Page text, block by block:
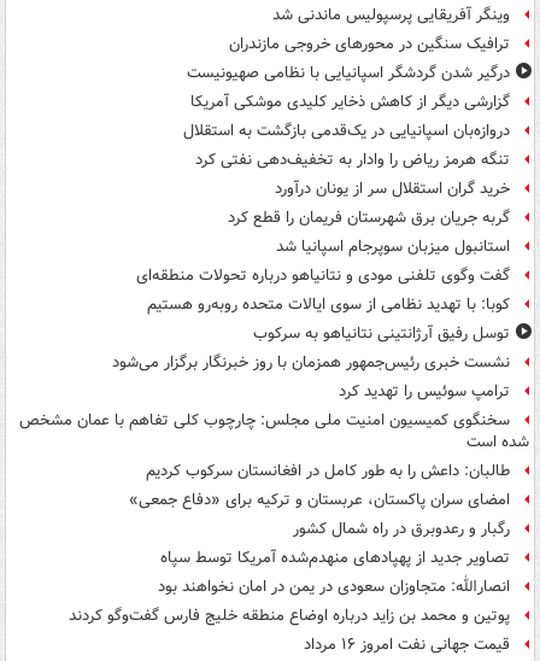
وینگر آفریقایی پرسپولیس ماندنی شد
ترافیک سنگین در محورهای خروجی مازندران
درگیر شدن گردشگر اسپانیایی با نظامی صهیونیست
گزارشی دیگر از کاهش ذخایر کلیدی موشکی آمریکا
دروازه‌بان اسپانیایی در یک‌قدمی بازگشت به استقلال
تنگه هرمز ریاض را وادار به تخفیف‌دهی نفتی کرد
خرید گران استقلال سر از یونان درآورد
گربه جریان برق شهرستان فریمان را قطع کرد
استانبول میزبان سوپرجام اسپانیا شد
گفت وگوی تلفنی مودی و نتانیاهو درباره تحولات منطقه‌ای
کوبا: با تهدید نظامی از سوی ایالات متحده روبه‌رو هستیم
توسل رفیق آرژانتینی نتانیاهو به سرکوب
نشست خبری رئیس‌جمهور همزمان با روز خبرنگار برگزار می‌شود
ترامپ سوئیس را تهدید کرد
سخنگوی کمیسیون امنیت ملی مجلس: چارچوب کلی تفاهم با عمان مشخص
شده است
طالبان: داعش را به طور کامل در افغانستان سرکوب کردیم
امضای سران پاکستان، عربستان و ترکیه برای «دفاع جمعی»
رگبار و رعدوبرق در راه شمال کشور
تصاویر جدید از پهپادهای منهدم‌شده آمریکا توسط سپاه
انصارالله: متجاوزان سعودی در یمن در امان نخواهند بود
پوتین و محمد بن زاید درباره اوضاع منطقه خلیج فارس گفت‌وگو کردند
قیمت جهانی نفت امروز ۱۶ مرداد